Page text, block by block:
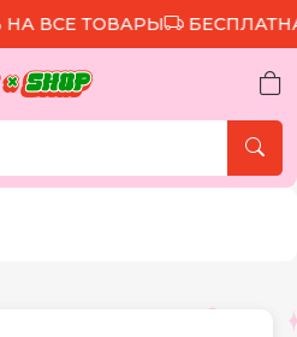
ВСЕ ТОВАРЫ БЕСПЛАТНАЯ